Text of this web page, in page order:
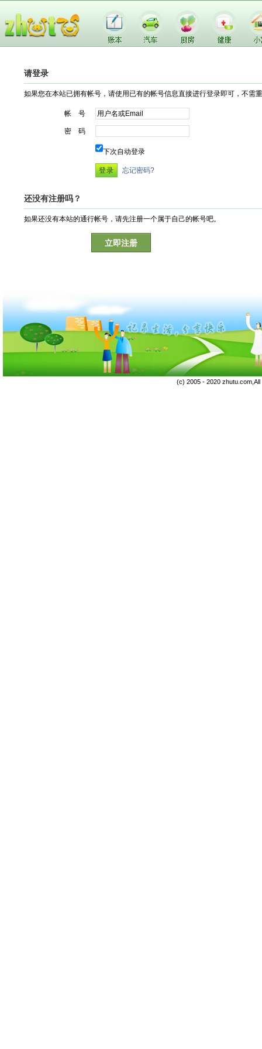
请登录
如果您在本站已拥有帐号，请使用已有的帐号信息直接进行登录即可，不需
帐 号
密 码
下次自动登录
忘记密码?
还没有注册吗？
如果还没有本站的通行帐号，请先注册一个属于自己的帐号吧。
立即注册
(c) 2005 - 2020